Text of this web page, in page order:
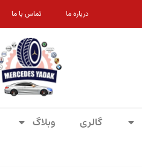
درباره ما تماس با ما
گالری وبلاگ